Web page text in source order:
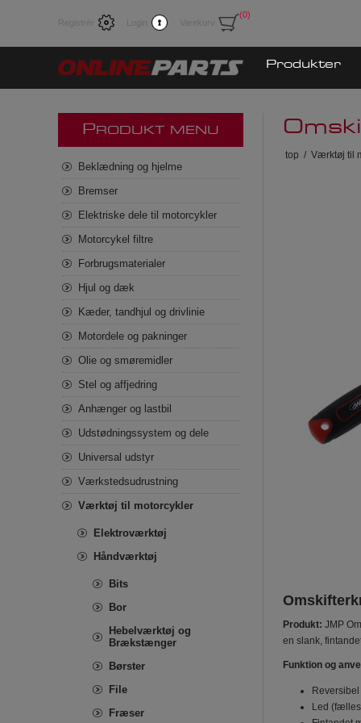
Registrér Login Varekurv
(0)
Produkter
top / Værktøj til
Produkt: JMP
en slank,
Funktion og
Led
P RODUKT MENU
Beklædning og hjelme
Bremser
Elektriske dele til motorcykler
Motorcykel filtre
Forbrugsmaterialer
Hjul og dæk
Kæder, tandhjul og drivlinie
Motordele og pakninger
Olie og smøremidler
Stel og affjedring
Anhænger og lastbil
Udstødningssystem og dele
Universal udstyr
Værkstedsudrustning
Værktøj til motorcykler
Elektroværktøj
Håndværktøj
Bits
Bor
Hebelværktøj og
Brækstænger
Børster
File
Fræser